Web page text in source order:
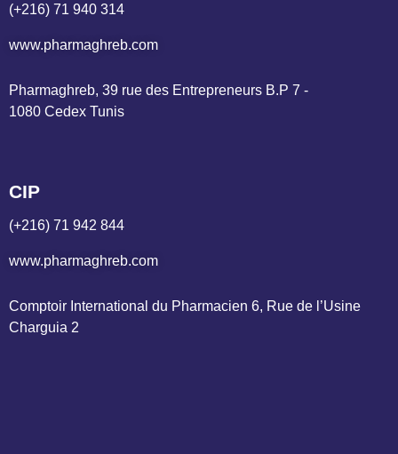
(+216) 71 940 314
www.pharmaghreb.com
Pharmaghreb, 39 rue des Entrepreneurs B.P 7 -
1080 Cedex Tunis
CIP
(+216) 71 942 844
www.pharmaghreb.com
Comptoir International du Pharmacien 6, Rue de l’Usine
Charguia 2